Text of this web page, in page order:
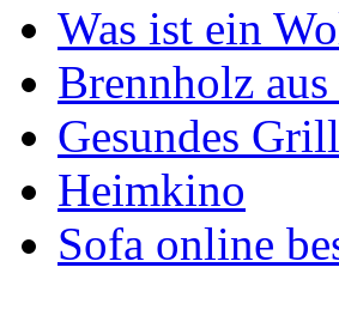
Was ist ein
Brennholz
Gesundes
Heimkino
Sofa online